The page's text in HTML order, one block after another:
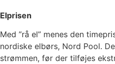
Elprisen
Med ”rå el” menes den
nordiske elbørs, Nord Pool.
strømmen, før der tilføjes